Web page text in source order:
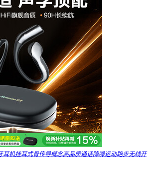
耳机挂耳式骨传导概念高品质通话降噪运动跑步无线开